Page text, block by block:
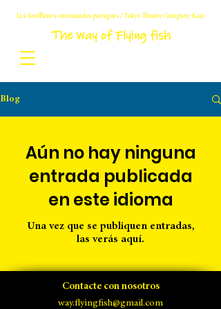
Les Souffleurs commandos poétiques / Tokyo Theatre Company Kaze
The Way of Flying fish
Blog
Aún no hay ninguna
entrada publicada
en este idioma
Una vez que se publiquen entradas,
las verás aquí.
Contacte con nosotros
way.flyingfish@gmail.com